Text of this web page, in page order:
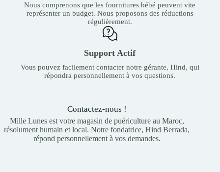
Nous comprenons que les fournitures bébé peuvent vite
représenter un budget. Nous proposons des réductions
régulièrement.
Support Actif
Vous pouvez facilement contacter notre gérante, Hind, qui
répondra personnellement à vos questions.
Contactez-nous !
Mille Lunes est votre magasin de puériculture au Maroc,
résolument humain et local. Notre fondatrice, Hind Berrada,
répond personnellement à vos demandes.